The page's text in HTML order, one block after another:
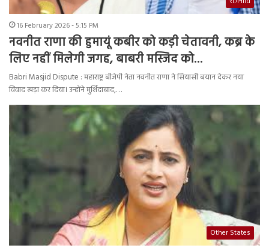
16 February 2026 - 5:15 PM
नवनीत राणा की हुमायूं कबीर को कड़ी चेतावनी, कब्र के
लिए नहीं मिलेगी जगह, बाबरी मस्जिद को…
Babri Masjid Dispute : महाराष्ट्र बीजेपी नेता नवनीत राणा ने सियासी बयान देकर नया
विवाद खड़ा कर दिया। उन्होंने मुर्शिदाबाद,…
Other States